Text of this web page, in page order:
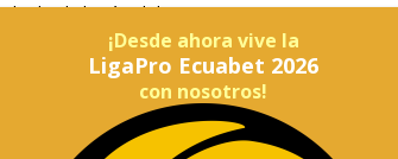
desde la cárcel de Latacunga, mientras que sus
detenidos en la cárcel de Turi, en
de Libertad El Encuentro, ubicado en la
públicamente en un primer momento.
¡Desde ahora vive la
LigaPro Ecuabet 2026
con nosotros!